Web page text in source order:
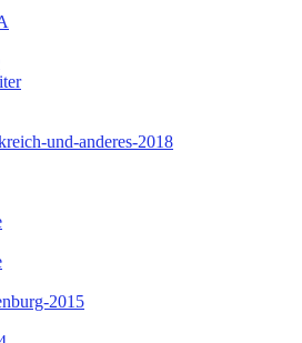
und-anderes-2018
2015